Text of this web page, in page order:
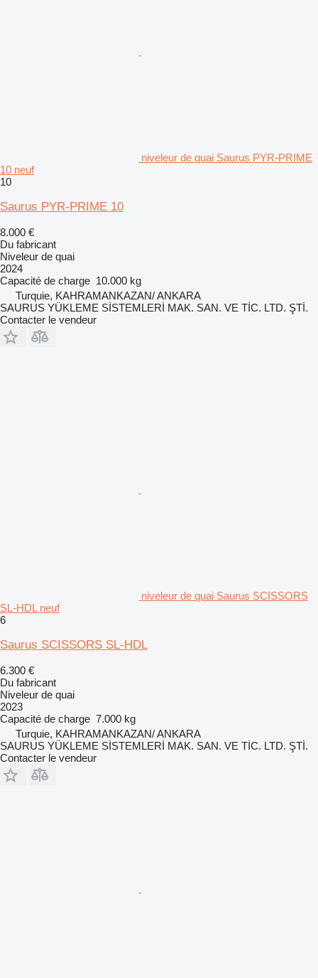
niveleur de quai Saurus PYR-PRIME
10 neuf
10
Saurus PYR-PRIME 10
8.000 €
Du fabricant
Niveleur de quai
2024
Capacité de charge 10.000 kg
Turquie, KAHRAMANKAZAN/ ANKARA
SAURUS YÜKLEME SİSTEMLERİ MAK. SAN. VE TİC. LTD. ŞTİ.
Contacter le vendeur
niveleur de quai Saurus SCISSORS
SL-HDL neuf
6
Saurus SCISSORS SL-HDL
6.300 €
Du fabricant
Niveleur de quai
2023
Capacité de charge 7.000 kg
Turquie, KAHRAMANKAZAN/ ANKARA
SAURUS YÜKLEME SİSTEMLERİ MAK. SAN. VE TİC. LTD. ŞTİ.
Contacter le vendeur